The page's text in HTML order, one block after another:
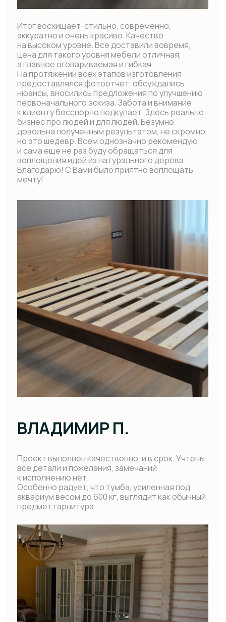
МАРИЯ
Когда мы решили делать ремонт в квартире,
то возник вопрос о концепции.
Мы определились с потребностью в ощущении
вокруг себя четырех стихий: земли, воды,
воздуха и огня, в обилии большого количества
предметов из натуральных материалов: пробки,
дерева, смолы, камня, льна и.т.д. Самое сложное
было найти достойного исполнителя мебели,
и идеальная — королевская кровать